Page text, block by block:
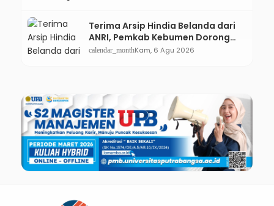
Terima Arsip Hindia Belanda dari
ANRI, Pemkab Kebumen Dorong
Integrasi Sejarah, Geopark, dan
calendar_monthKam, 6 Agu 2026